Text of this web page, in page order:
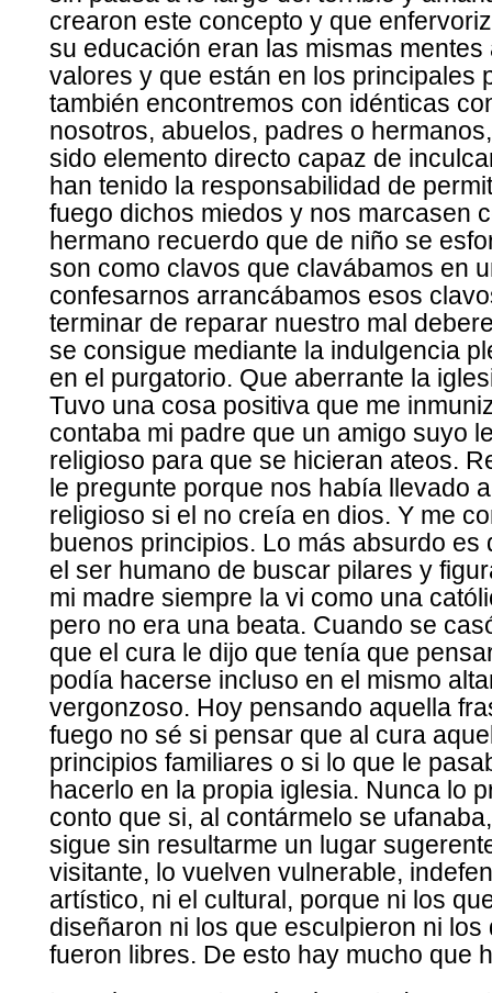
crearon este concepto y que
su educación eran las mismas
valores y que están en los principales
también encontremos con idénticas
nosotros, abuelos, padres o
sido elemento directo capaz de
han tenido la responsabilidad de
fuego dichos miedos y nos marcasen
hermano recuerdo que de niño se
son como clavos que clavábamos en
confesarnos arrancábamos esos
terminar de reparar nuestro mal
se consigue mediante la indulgencia
en el purgatorio. Que aberrante la
Tuvo una cosa positiva que me
contaba mi padre que un amigo suyo
religioso para que se hicieran ateos.
le pregunte porque nos había llevado
religioso si el no creía en dios. Y me
buenos principios. Lo más absurdo
el ser humano de buscar pilares y
mi madre siempre la vi como una
pero no era una beata. Cuando se
que el cura le dijo que tenía que
podía hacerse incluso en el mismo
vergonzoso. Hoy pensando aquella
fuego no sé si pensar que al cura
principios familiares o si lo que le
hacerlo en la propia iglesia. Nunca lo
conto que si, al contármelo se
sigue sin resultarme un lugar
visitante, lo vuelven vulnerable,
artístico, ni el cultural, porque ni los
diseñaron ni los que esculpieron ni
fueron libres. De esto hay mucho que